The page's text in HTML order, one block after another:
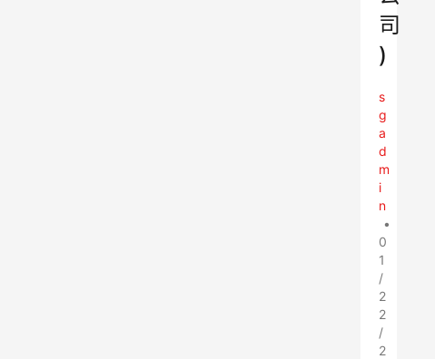
司
)
s
g
a
d
m
i
n
•
0
1
/
2
2
/
2